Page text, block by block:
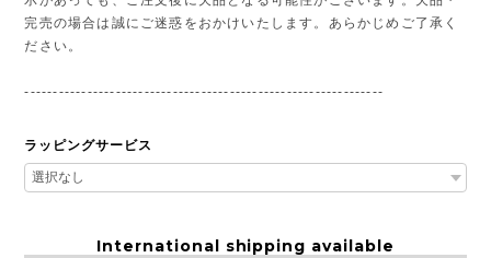
完売の場合は誠にご迷惑をおかけいたします。あらかじめご了承く
ださい。
---------------------------------------------------------------
ラッピングサービス
International shipping available